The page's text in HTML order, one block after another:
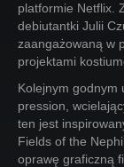
platformie Netflix.
debiutantki Julii
zaangażowaną w
projektami
Kolejnym godnym
pression,
ten jest
Fields of the
oprawę graficzną